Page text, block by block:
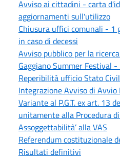
Avviso ai cittadini - carta
aggiornamenti sull'utilizzo
Chiusura uffici comunali - 1
in caso di decessi
Avviso pubblico per la
Gaggiano Summer Festival
Reperibilità ufficio Stato
Integrazione Avviso di
Variante al P.G.T. ex art. 13
unitamente alla Procedura
Assoggettabilità’ alla VAS
Referendum costituzionale
Risultati definitivi